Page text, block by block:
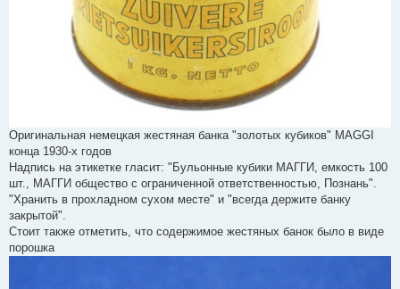
Оригинальная немецкая жестяная банка "золотых кубиков" MAGGI
конца 1930-х годов
Надпись на этикетке гласит: "Бульонные кубики МАГГИ, емкость 100
шт., МАГГИ общество с ограниченной ответственностью, Познань".
"Хранить в прохладном сухом месте" и "всегда держите банку
закрытой".
Стоит также отметить, что содержимое жестяных банок было в виде
порошка